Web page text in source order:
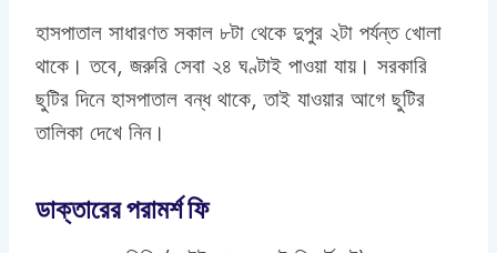
হাসপাতাল সাধারণত সকাল ৮টা থেকে দুপুর ২টা পর্যন্ত খোলা
থাকে। তবে, জরুরি সেবা ২৪ ঘণ্টাই পাওয়া যায়। সরকারি
ছুটির দিনে হাসপাতাল বন্ধ থাকে, তাই যাওয়ার আগে ছুটির
তালিকা দেখে নিন।
ডাক্তারের পরামর্শ ফি